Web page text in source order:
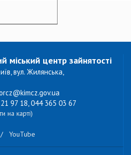
міський центр зайнятості
вул. Жилянська,
97 18, 044 365 03 67
на карті)
YouTube